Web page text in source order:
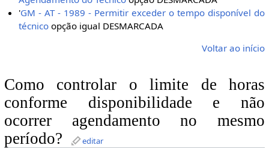
'GM - AT - 1989 - Permitir exceder o tempo disponível do
técnico opção igual DESMARCADA
Voltar ao início
Como controlar o limite de horas
conforme disponibilidade e não
ocorrer agendamento no mesmo
período?
editar